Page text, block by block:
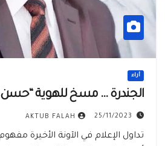
أراء
الجندرة … مسخ للهوية “حسن
25/11/2023
AKTUB FALAH
تداول الإعلام في الآونة الأخيرة